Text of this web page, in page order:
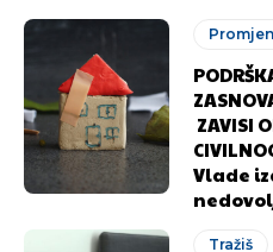
ZAVISI
Vlade
Tražiš